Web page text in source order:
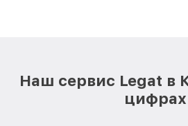
Наш сервис Legat в
цифрах